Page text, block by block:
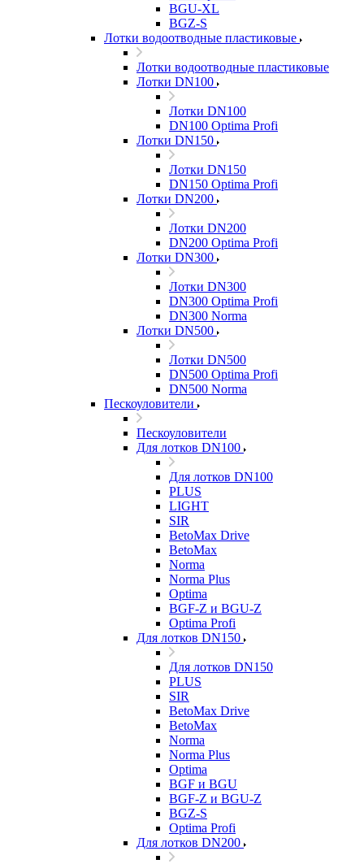
BGU-XL
BGZ-S
Лотки водоотводные пластиковые
Лотки водоотводные пластиковые
Лотки DN100
Лотки DN100
DN100 Optima Profi
Лотки DN150
Лотки DN150
DN150 Optima Profi
Лотки DN200
Лотки DN200
DN200 Optima Profi
Лотки DN300
Лотки DN300
DN300 Optima Profi
DN300 Norma
Лотки DN500
Лотки DN500
DN500 Optima Profi
DN500 Norma
Пескоуловители
Пескоуловители
Для лотков DN100
Для лотков DN100
PLUS
LIGHT
SIR
BetoMax Drive
BetoMax
Norma
Norma Plus
Optima
BGF-Z и BGU-Z
Optima Profi
Для лотков DN150
Для лотков DN150
PLUS
SIR
BetoMax Drive
BetoMax
Norma
Norma Plus
Optima
BGF и BGU
BGF-Z и BGU-Z
BGZ-S
Optima Profi
Для лотков DN200